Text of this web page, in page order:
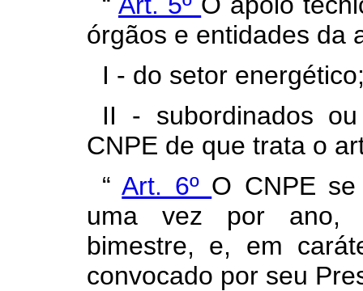
órgãos e entidades da
I - do setor
II - subordinados
CNPE de que trata o
“Art. 6º O CNPE
uma vez por ano,
bimestre, e, em
convocado por seu